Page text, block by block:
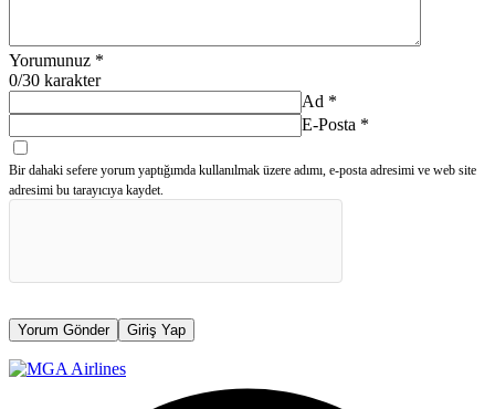
Yorumunuz *
0/30 karakter
Ad *
E-Posta *
Bir dahaki sefere yorum yaptığımda kullanılmak üzere adımı, e-posta adresimi ve web site
adresimi bu tarayıcıya kaydet.
Yorum Gönder Giriş Yap